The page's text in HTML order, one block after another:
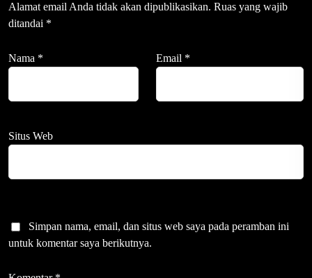
Alamat email Anda tidak akan dipublikasikan. Ruas yang wajib
ditandai *
Nama * Email *
Situs Web
Simpan nama, email, dan situs web saya pada peramban ini
untuk komentar saya berikutnya.